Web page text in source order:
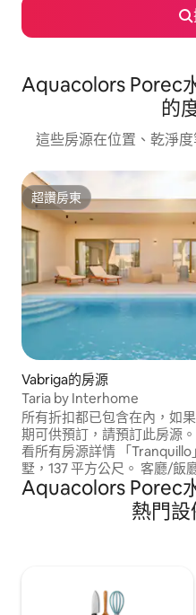
Aquacolors Porec
的
這些房源在位置、乾淨
超讚房東
超讚房東
Vabriga的房源
Taria by Interhome
所有折扣都已包含在內，如
期可供預訂，請預訂此房源
看所有房源詳情 「Tranquillo
墅，137 平方公尺。 客廳/飯
窗戶和衛星電視（平面電視
臺、游泳池的出口。1 間配有
（200 公分，長 210 公分）
Aquacolors Porec
熱門